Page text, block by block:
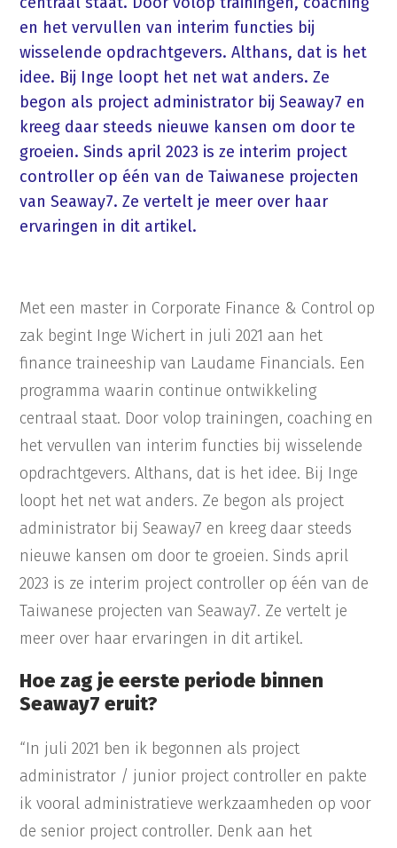
en het vervullen van interim functies bij
wisselende opdrachtgevers. Althans, dat is het
idee. Bij Inge loopt het net wat anders. Ze
begon als project administrator bij Seaway7 en
kreeg daar steeds nieuwe kansen om door te
groeien. Sinds april 2023 is ze interim project
controller op één van de Taiwanese projecten
van Seaway7. Ze vertelt je meer over haar
ervaringen in dit artikel.
Met een master in Corporate Finance & Control op
zak begint Inge Wichert in juli 2021 aan het
finance traineeship van Laudame Financials. Een
programma waarin continue ontwikkeling
centraal staat. Door volop trainingen, coaching en
het vervullen van interim functies bij wisselende
opdrachtgevers. Althans, dat is het idee. Bij Inge
loopt het net wat anders. Ze begon als project
administrator bij Seaway7 en kreeg daar steeds
nieuwe kansen om door te groeien. Sinds april
2023 is ze interim project controller op één van de
Taiwanese projecten van Seaway7. Ze vertelt je
meer over haar ervaringen in dit artikel.
Hoe zag je eerste periode binnen
Seaway7 eruit?
“In juli 2021 ben ik begonnen als project
administrator / junior project controller en pakte
ik vooral administratieve werkzaamheden op voor
de senior project controller. Denk aan het